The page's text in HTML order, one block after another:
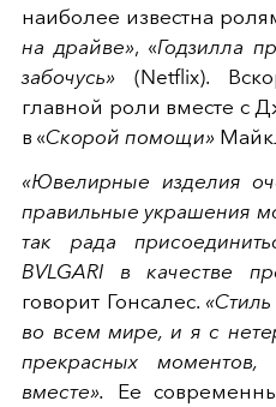
наиболее известна
на драйве», «Годзилла
забочусь» (Netflix).
главной роли вместе с
в «Скорой помощи»
«Ювелирные изделия
правильные украшения
так рада
BVLGARI в качестве
говорит Гонсалес.
во всем мире, и я с
прекрасных
вместе». Ее